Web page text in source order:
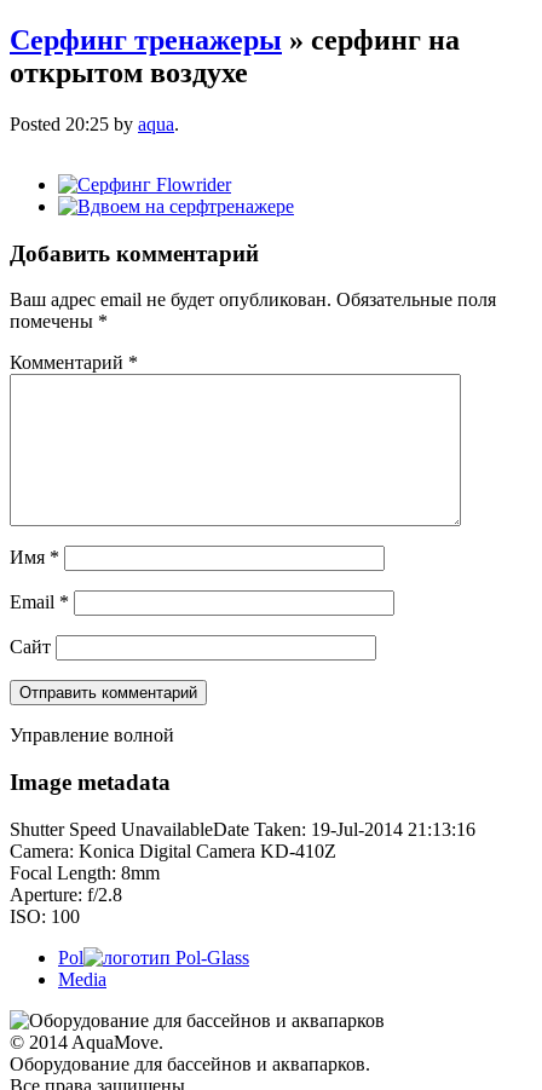
Серфинг тренажеры » серфинг на
открытом воздухе
Posted 20:25 by aqua.
Добавить комментарий
Ваш адрес email не будет опубликован. Обязательные поля
помечены *
Комментарий *
Имя *
Email *
Сайт
Управление волной
Image metadata
Shutter Speed UnavailableDate Taken: 19-Jul-2014 21:13:16
Camera: Konica Digital Camera KD-410Z
Focal Length: 8mm
Aperture: f/2.8
ISO: 100
Pol
Media
© 2014 AquaMove.
Оборудование для бассейнов и аквапарков.
Все права защищены.